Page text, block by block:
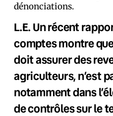
dénonciations.
L.E. Un récent
comptes montre
doit assurer des
agriculteurs, n’est
notamment dans
de contrôles sur le